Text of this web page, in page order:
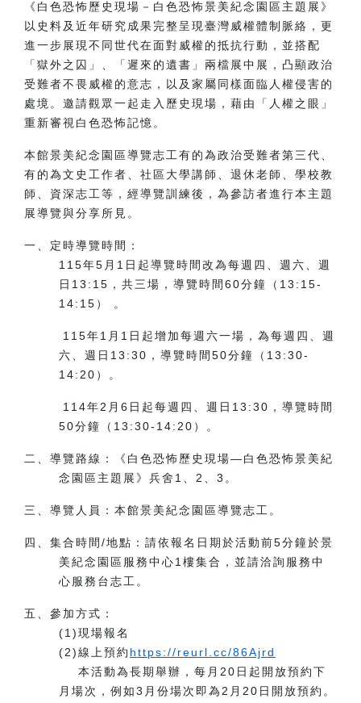
《白色恐怖歷史現場－白色恐怖景美紀念園區主題展》
以史料及近年研究成果完整呈現臺灣威權體制脈絡，更
進一步展現不同世代在面對威權的抵抗行動，並搭配
「獄外之囚」、「遲來的遺書」兩檔展中展，凸顯政治
受難者不畏威權的意志，以及家屬同樣面臨人權侵害的
處境。邀請觀眾一起走入歷史現場，藉由「人權之眼」
重新審視白色恐怖記憶。
本館景美紀念園區導覽志工有的為政治受難者第三代、
有的為文史工作者、社區大學講師、退休老師、學校教
師、資深志工等，經導覽訓練後，為參訪者進行本主題
展導覽與分享所見。
一、 定時導覽時間：
115年5月1日起導覽時間改為每週四、週六、週
日13:15，共三場，導覽時間60分鐘（13:15-
14:15） 。
115年1月1日起增加每週六一場，為每週四、週
六、週日13:30，導覽時間50分鐘（13:30-
14:20）。
114年2月6日起每週四、週日13:30，導覽時間
50分鐘（13:30-14:20）。
二、導覽路線：《白色恐怖歷史現場—白色恐怖景美紀
念園區主題展》兵舍1、2、3。
三、導覽人員：本館景美紀念園區導覽志工。
四、集合時間/地點：請依報名日期於活動前5分鐘於景
美紀念園區服務中心1樓集合，並請洽詢服務中
心服務台志工。
五、參加方式：
(1)現場報名
(2)線上預約 https://reurl.cc/86Ajrd
本活動為長期舉辦，每月20日起開放預約下
月場次，例如3月份場次即為2月20日開放預約。